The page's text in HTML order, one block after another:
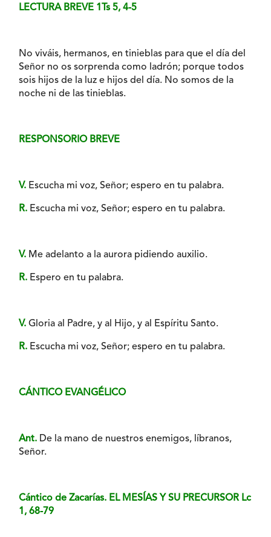
LECTURA BREVE 1Ts 5, 4-5
No viváis, hermanos, en tinieblas para que el día del
Señor no os sorprenda como ladrón; porque todos
sois hijos de la luz e hijos del día. No somos de la
noche ni de las tinieblas.
RESPONSORIO BREVE
V. Escucha mi voz, Señor; espero en tu palabra.
R. Escucha mi voz, Señor; espero en tu palabra.
V. Me adelanto a la aurora pidiendo auxilio.
R. Espero en tu palabra.
V. Gloria al Padre, y al Hijo, y al Espíritu Santo.
R. Escucha mi voz, Señor; espero en tu palabra.
CÁNTICO EVANGÉLICO
Ant. De la mano de nuestros enemigos, líbranos,
Señor.
Cántico de Zacarías. EL MESÍAS Y SU PRECURSOR Lc
1, 68-79